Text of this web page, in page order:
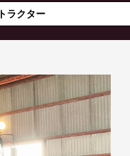
トラクター